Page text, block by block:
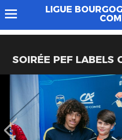
LIGUE
SOIRÉE PEF LABELS